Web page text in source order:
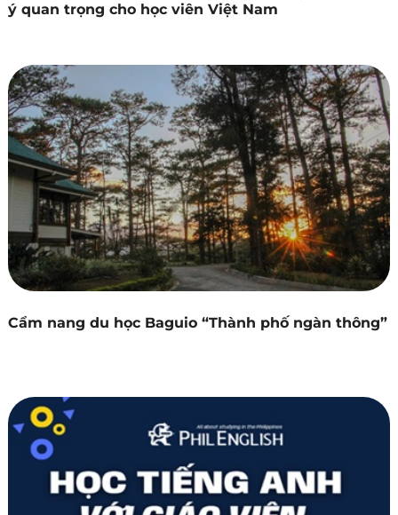
ý quan trọng cho học viên Việt Nam
Cẩm nang du học Baguio “Thành phố ngàn thông”